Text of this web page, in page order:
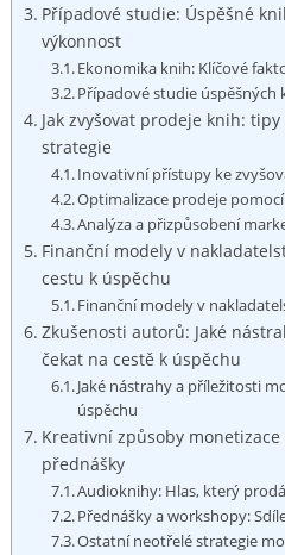
Případové studie: Úspěšné
výkonnost
Ekonomika knih: Klíčové
Případové studie úspěšných
Jak zvyšovat prodeje knih:
strategie
Inovativní přístupy ke
Optimalizace prodeje
Analýza a přizpůsobení
Finanční modely v
cestu k úspěchu
Finanční modely v
Zkušenosti autorů: Jaké
čekat na cestě k úspěchu
Jaké nástrahy a příležitosti
úspěchu
Kreativní způsoby
přednášky
Audioknihy: Hlas, který
Přednášky a workshopy:
Ostatní neotřelé strategie